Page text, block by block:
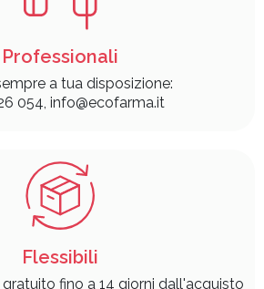
Professionali
a tua disposizione:
054, info@ecofarma.it
Flessibili
fino a 14 giorni dall'acquisto